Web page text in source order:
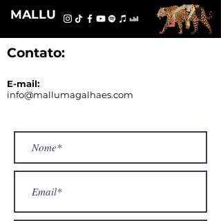
MALLU
Contato:
E-mail:
info@mallumagalhaes.com